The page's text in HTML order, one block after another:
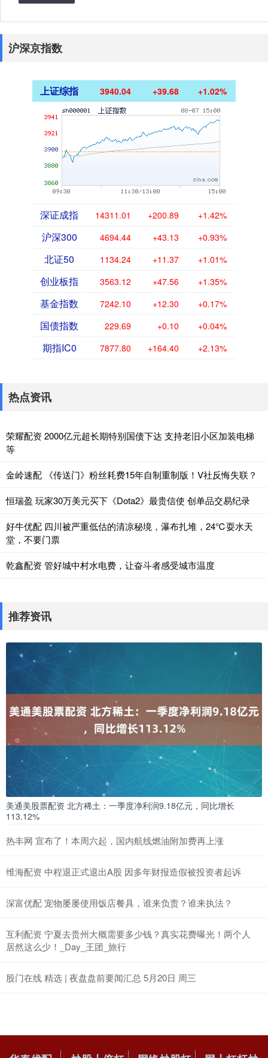
沪深京指数
上证综指 3940.04 +39.68 +1.02%
深证成指 14311.01 +200.89 +1.42%
沪深300 4694.44 +43.13 +0.93%
北证50 1134.24 +11.37 +1.01%
创业板指 3563.12 +47.56 +1.35%
基金指数 7242.10 +12.30 +0.17%
国债指数 229.69 +0.10 +0.04%
期指IC0 7877.80 +164.40 +2.13%
热点资讯
荣耀配资 2000亿元超长期特别国债下达 支持老旧小区加装电梯
等
金岭速配 《传送门》粉丝耗费15年自制重制版！V社反悔失联？
恒瑞盈 玩家30万美元买下《Dota2》最贵信使 创单品交易纪录
好牛优配 四川被严重低估的清凉秘境，瀑布扎堆，24℃耍水天
堂，不要门票
乾鑫配资 管好城中村水电费，让奋斗者感受城市温度
推荐资讯
美通美股票配资 北方稀土：一季度净利润9.18亿元，同比增长
113.12%
热丰网 宣布了！本周六起，国内航线燃油附加费再上涨
维海配资 中程退正式退出A股 因多年财报造假被投资者起诉
深富优配 宠物屡屡使用饭店餐具，谁来负责？谁来执法？
互利配资 宁夏去贵州大概需要多少钱？真实花费曝光！两个人
居然这么少！_Day_王团_旅行
股门在线 精选 | 夜盘盘前要闻汇总 5月20日 周三